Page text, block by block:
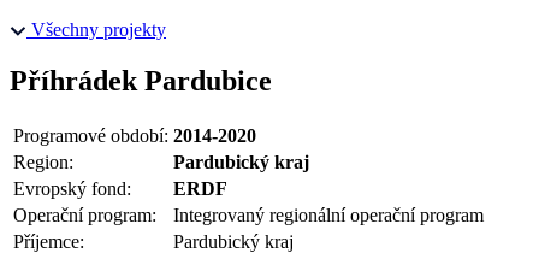
Všechny projekty
Příhrádek Pardubice
Programové období: 2014-2020
Region:
Pardubický kraj
Evropský fond:
ERDF
Operační program:
Integrovaný regionální operační program
Příjemce:
Pardubický kraj